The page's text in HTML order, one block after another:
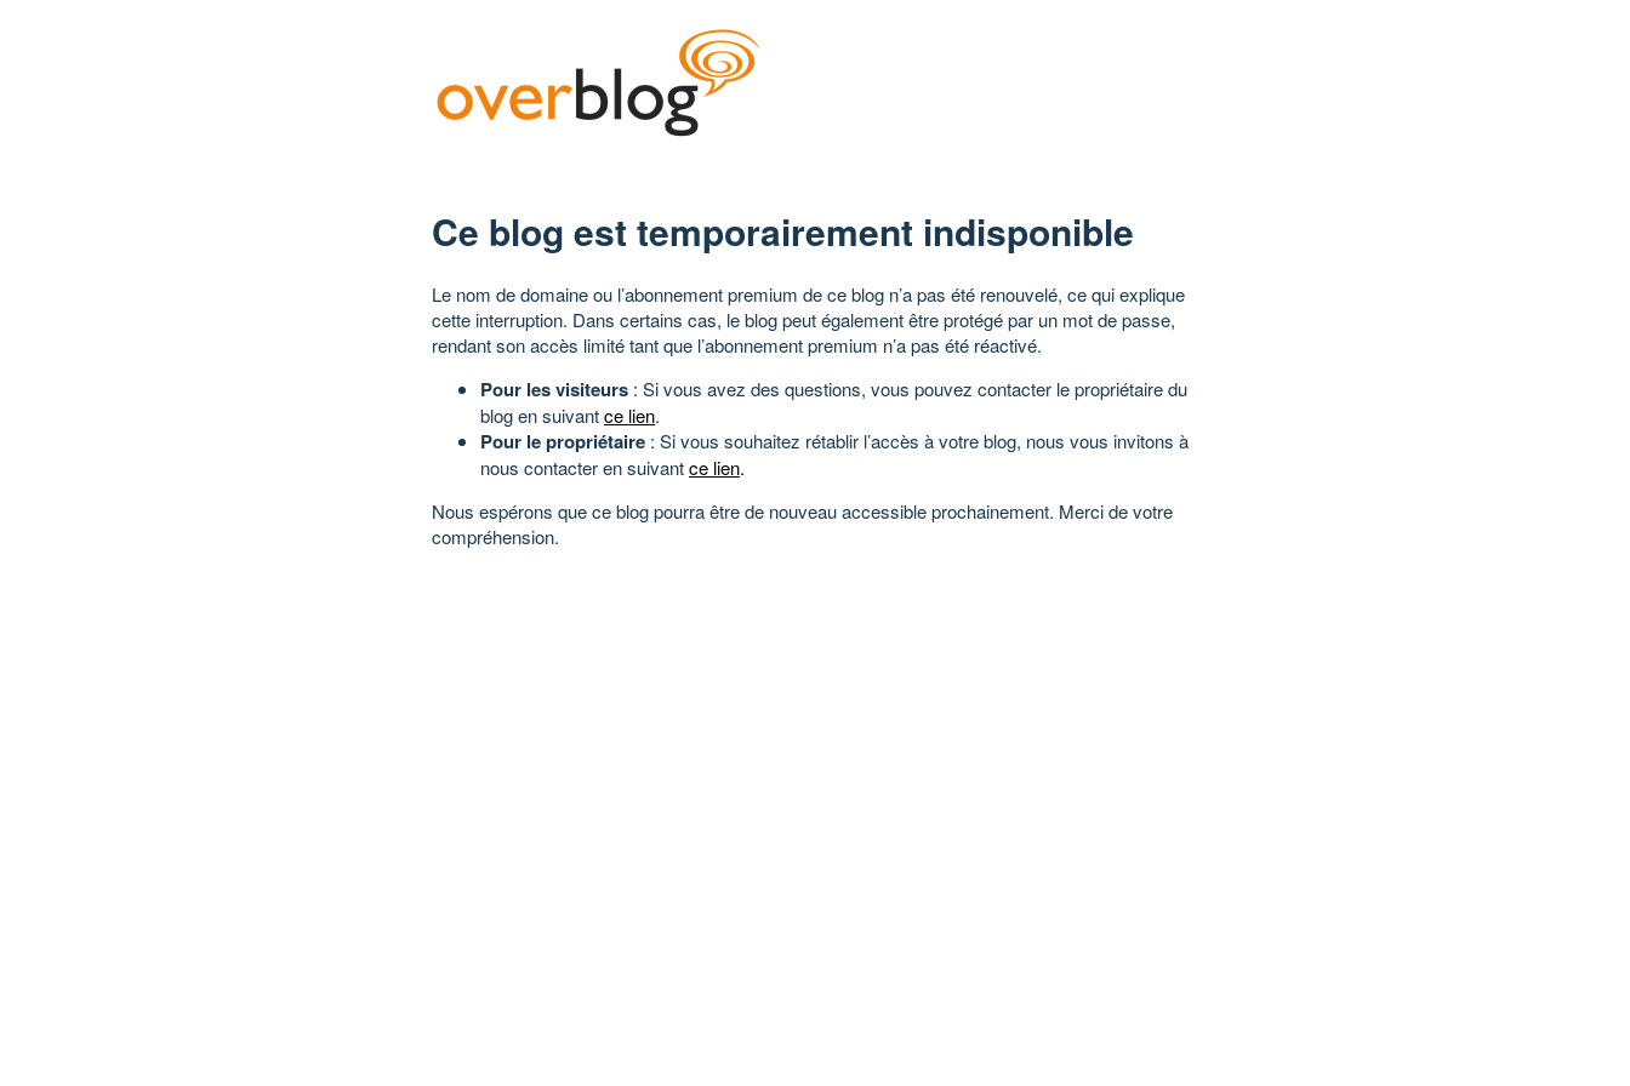
Ce blog est temporairement indisponible
Le nom de domaine ou l’abonnement premium de ce blog n’a pas été renouvelé, ce qui explique
cette interruption. Dans certains cas, le blog peut également être protégé par un mot de passe,
rendant son accès limité tant que l’abonnement premium n’a pas été réactivé.
Pour les visiteurs : Si vous avez des questions, vous pouvez contacter le propriétaire du
blog en suivantce lien.
Pour le propriétaire : Si vous souhaitez rétablir l’accès à votre blog, nous vous invitons à
nous contacter en suivantce lien.
Nous espérons que ce blog pourra être de nouveau accessible prochainement. Merci de votre
compréhension.